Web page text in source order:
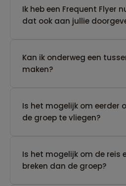
Ik heb een Frequent Flyer
dat ook aan jullie
Kan ik onderweg een
maken?
Is het mogelijk om eerder
de groep te vliegen?
Is het mogelijk om de reis
breken dan de groep?